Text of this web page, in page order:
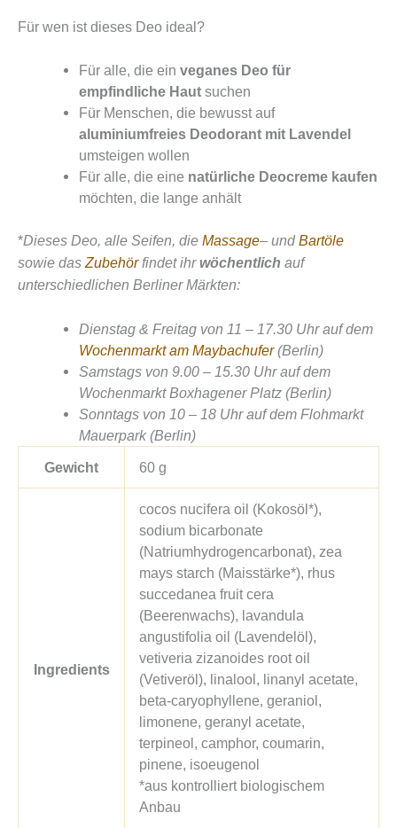
Für wen ist dieses Deo ideal?
Für alle, die einveganes Deo für
empfindliche Haut suchen
Für Menschen, die bewusst auf
aluminiumfreies Deodorant mit Lavendel
umsteigen wollen
Für alle, die eine natürliche Deocreme kaufen
möchten, die lange anhält
*Dieses Deo, alle Seifen, die Massage– undBartöle
sowie das Zubehörfindet ihrwöchentlich auf
unterschiedlichen Berliner Märkten:
Dienstag & Freitag von 11 – 17.30 Uhr auf dem
Wochenmarkt am Maybachufer(Berlin)
Samstags von 9.00 – 15.30 Uhr auf dem
Wochenmarkt Boxhagener Platz (Berlin)
Sonntags von 10 – 18 Uhr auf dem Flohmarkt
Mauerpark (Berlin)
Gewicht
60 g
Ingredients
cocos nucifera oil (Kokosöl*),
sodium bicarbonate
(Natriumhydrogencarbonat), zea
mays starch (Maisstärke*), rhus
succedanea fruit cera
(Beerenwachs), lavandula
angustifolia oil (Lavendelöl),
vetiveria zizanoides root oil
(Vetiveröl), linalool, linanyl acetate,
beta-caryophyllene, geraniol,
limonene, geranyl acetate,
terpineol, camphor, coumarin,
pinene, isoeugenol
*aus kontrolliert biologischem
Anbau